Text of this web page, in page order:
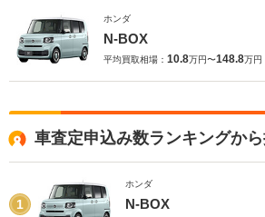
ホンダ
N-BOX
平均買取相場： 10.8万円〜148.8万円
車査定申込み数ランキングか
1
ホンダ
N-BOX